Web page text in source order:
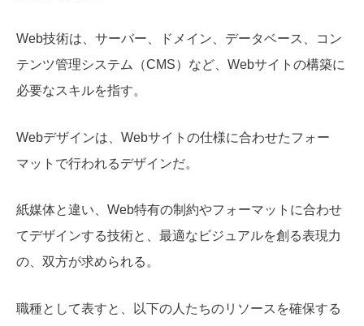
Web技術は、サーバー、ドメイン、データベース、コン
テンツ管理システム（CMS）など、Webサイトの構築に
必要なスキルを指す。
Webデザインは、Webサイトの仕様に合わせたフォー
マットで行われるデザインだ。
紙媒体と違い、Web特有の制約やフォーマットに合わせ
てデザインする技術と、最適なビジュアルを創る表現力
の、双方が求められる。
職種として表すと、以下の人たちのリソースを確保する